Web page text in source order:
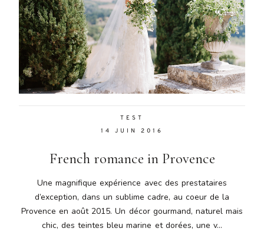
TEST
14 JUIN 2016
French romance in Provence
Une magnifique expérience avec des prestataires
d’exception, dans un sublime cadre, au coeur de la
Provence en août 2015. Un décor gourmand, naturel mais
chic, des teintes bleu marine et dorées, une v...